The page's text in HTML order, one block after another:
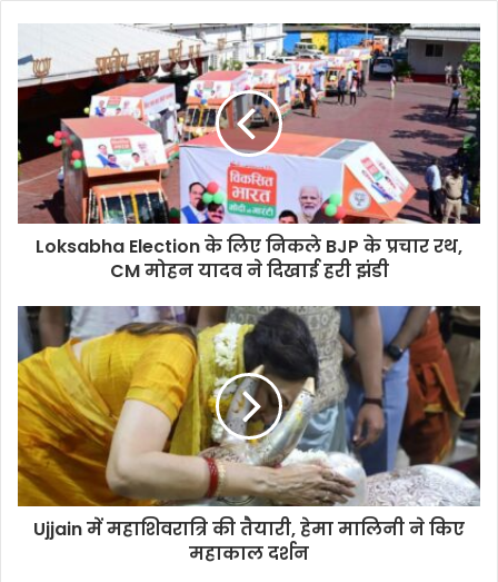
Loksabha Election के लिए निकले BJP के प्रचार रथ,
CM मोहन यादव ने दिखाई हरी झंडी
Ujjain में महाशिवरात्रि की तैयारी, हेमा मालिनी ने किए
महाकाल दर्शन